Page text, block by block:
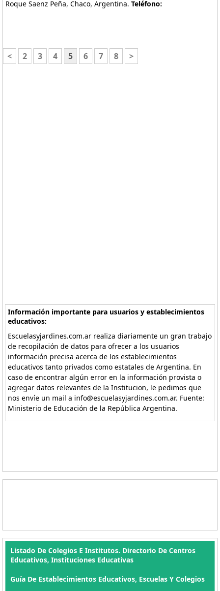
Roque Saenz Peña, Chaco, Argentina. Teléfono:
< 2 3 4 5 6 7 8 >
Información importante para usuarios y establecimientos
educativos:
Escuelasyjardines.com.ar realiza diariamente un gran trabajo
de recopilación de datos para ofrecer a los usuarios
información precisa acerca de los establecimientos
educativos tanto privados como estatales de Argentina. En
caso de encontrar algún error en la información provista o
agregar datos relevantes de la Institucion, le pedimos que
nos envíe un mail a info@escuelasyjardines.com.ar. Fuente:
Ministerio de Educación de la República Argentina.
Listado De Colegios E Institutos. Directorio De Centros
Educativos, Instituciones Educativas
Guía De Establecimientos Educativos, Escuelas Y Colegios